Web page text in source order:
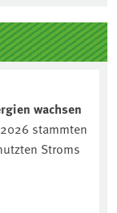
des
passiert
sc202-
wachsen
stammten
Stroms